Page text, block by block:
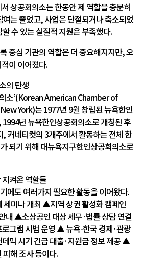
상공회의소는 한동안 제 역할을 충분히
는 줄었고, 사업은 단절되거나 축소되었
수 있는 실질적 지원은 부족했다.
중심 기관의 역할은 더 중요해지지만, 오
이 이어졌다.
의 탄생
소’(Korean American Chamber of
York)는 1977년 9월 창립된 뉴욕한인
년 뉴욕한인상공회의소로 개칭된 후
커네티컷의 3개주에서 활동하는 전체 한
되기 위해 대뉴욕지구한인상공회의소로
켜온 역할들
에도 여러가지 필요한 활동을 이어왔다.
미나 개최 ▲지역 상권 활성화 캠페인
내 ▲소상공인 대상 세무·법률 상담 연결
그램 시범 운영 ▲ 뉴욕-한국 경제·관광
믹 시기 긴급 대출·지원금 정보 제공 ▲
해 조사 등이다.